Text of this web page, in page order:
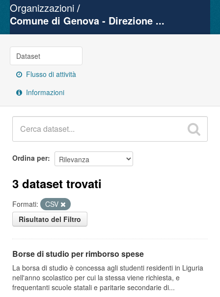
Gruppi
Organizzazioni
Comune di Genova - Direzione ...
Dataset
Flusso di attività
Informazioni
Ordina per
3 dataset trovati
Formati:
CSV
Risultato del Filtro
Borse di studio per rimborso spese
La borsa di studio è concessa agli studenti residenti in Liguria
nell'anno scolastico per cui la stessa viene richiesta, e
frequentanti scuole statali e paritarie secondarie di...